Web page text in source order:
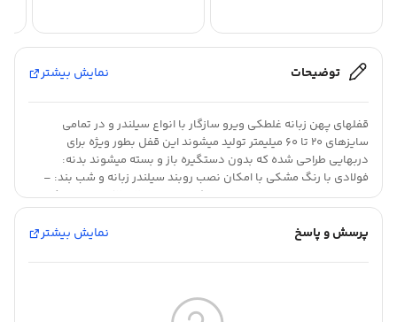
توضیحات نمایش بیشتر
قفلهای پهن زبانه غلطکی ویرو سازگار با انواع سیلندر و در تمامی
سایزهای 20 تا 60 میلیمتر تولید میشوند این قفل بطور ویژه برای
دربهایی طراحی شده که بدون دستگیره باز و بسته میشوند بدنه:
فولادی با رنگ مشکی با امکان نصب روبند سیلندر زبانه و شب بند: –
تمام برنجی – با قابلیت تنظیم غلطک در فواصل 2 تا 12میلیمتر عملکرد:
– سایز 35 تا 60 میلیمتر، دو پله – سایز 20 تا 30 میلیمتر، – روبند
فولادی آبکاری شده ملزومات همراه: مقابلی، پیچهای نصب قفل پهن و
پرسش و پاسخ نمایش بیشتر